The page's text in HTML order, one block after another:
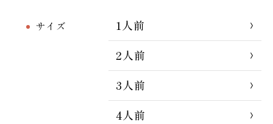
サイズ
1人前
2人前
3人前
4人前